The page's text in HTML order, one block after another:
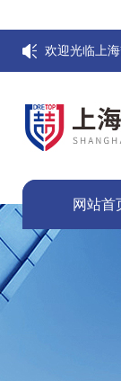
欢迎光临上
网站首